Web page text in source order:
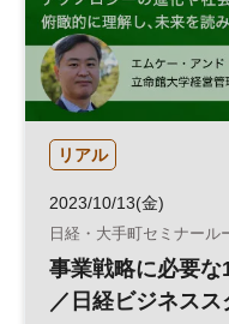
リアル
2023/10/13(金)
日経・大手町セミナール
事業戦略に必要な
／日経ビジネスス